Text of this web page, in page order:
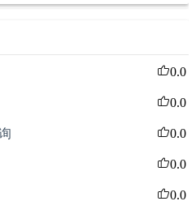
0.0
0.0
0.0
0.0
0.0